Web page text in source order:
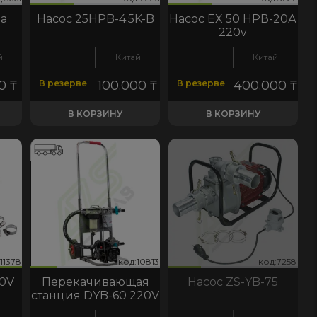
₸
Насос 25HPB-4.5K-B
Китай
В резерве 100.000₸
В КОРЗИНУ
Насос EX 50 НРВ-20А
220v
Китай
В резерве 400.000₸
В КОРЗИНУ
код:9329 код:9329
код:10411 код:10411
код:11378 код:11378
код:10813 код:10813
Перекачивающая
станция DYB-60 220V
код:7258 код:7258
Насос ZS-YB-75